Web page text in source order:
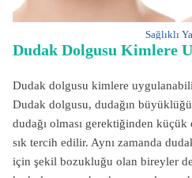
Sağlıklı
Dudak Dolgusu Kimlere
Dudak dolgusu kimlere
Dudak dolgusu, dudağın
dudağı olması gerektiğinden
sık tercih edilir. Aynı zamanda
için şekil bozukluğu olan bireyler